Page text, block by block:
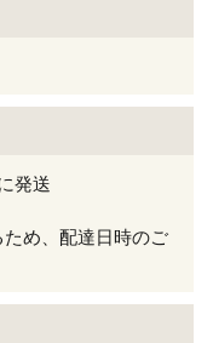
発送
め、配達日時のご